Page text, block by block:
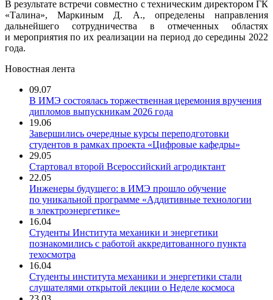
В результате встречи совместно с техническим директором ГК
«Талина», Маркиным Д. А., определены направления
дальнейшего сотрудничества в отмеченных областях
и мероприятия по их реализации на период до середины 2022
года.
Новостная лента
09.07
В ИМЭ состоялась торжественная церемония вручения
дипломов выпускникам 2026 года
19.06
Завершились очередные курсы переподготовки
студентов в рамках проекта «Цифровые кафедры»
29.05
Стартовал второй Всероссийский агродиктант
22.05
Инженеры будущего: в ИМЭ прошло обучение
по уникальной программе «Аддитивные технологии
в электроэнергетике»
16.04
Студенты Института механики и энергетики
познакомились с работой аккредитованного пункта
техосмотра
16.04
Студенты института механики и энергетики стали
слушателями открытой лекции о Неделе космоса